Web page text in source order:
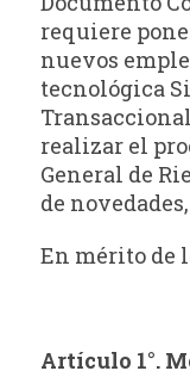
requiere
nuevos
tecnológica
realizar el
General de
de
En mérito de
Artículo 1°.